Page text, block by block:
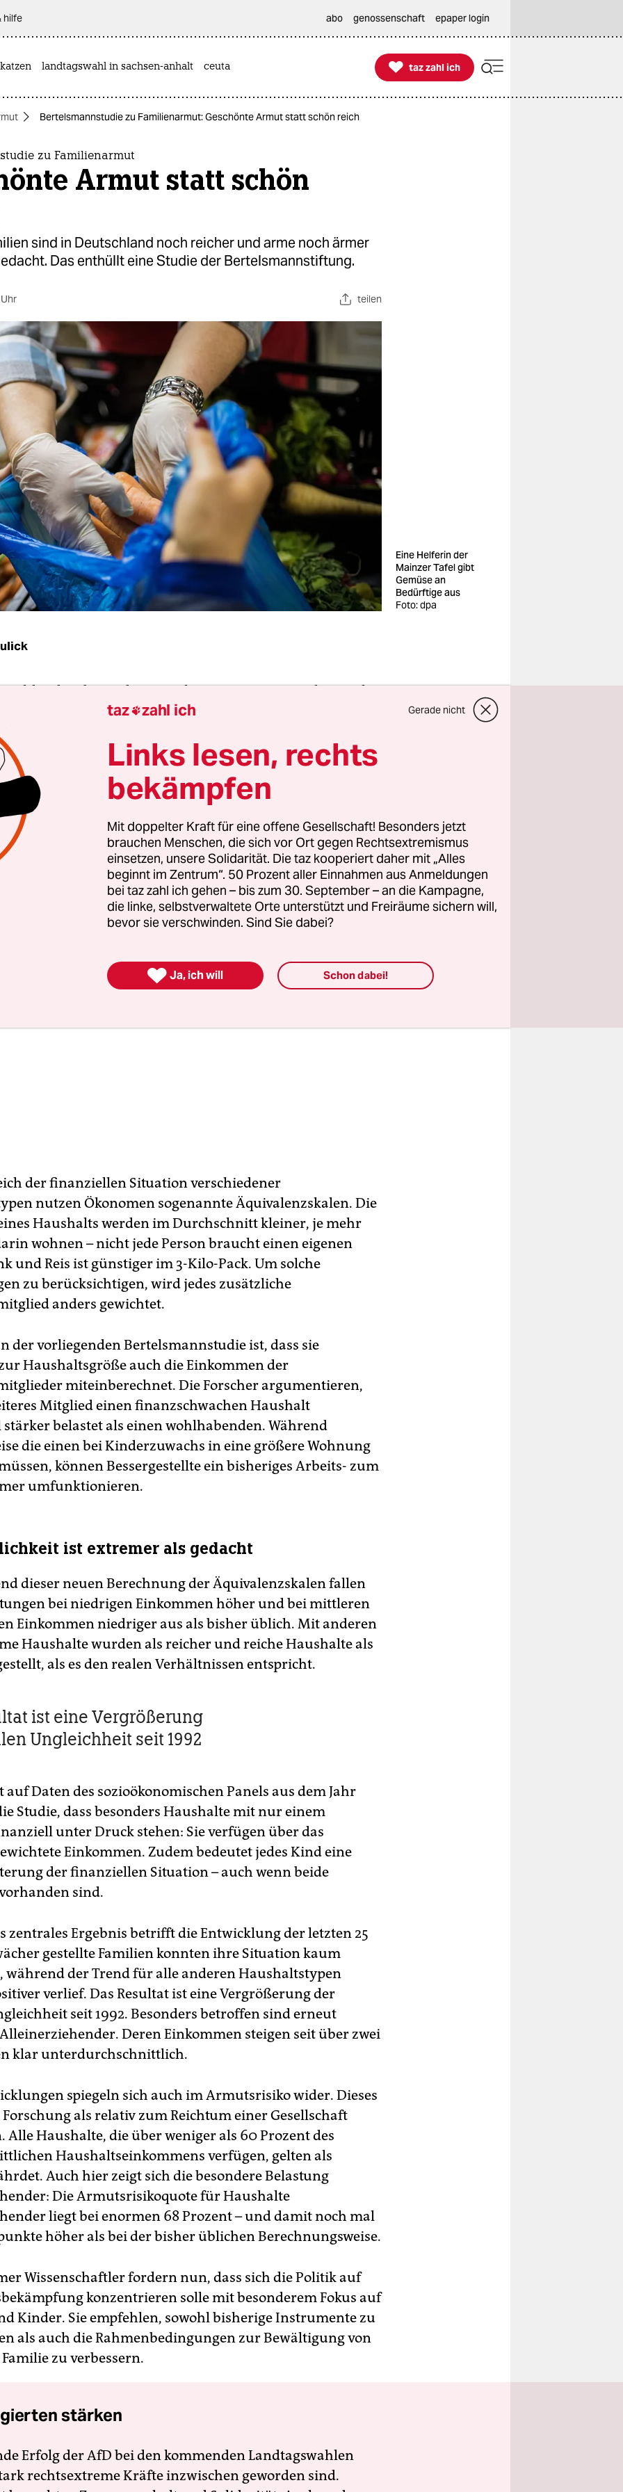
hilfe abo genossenschaft epaper login
katzen landtagswahl in sachsen-anhalt ceuta 
taz zahl ich
taz zahl ich
Bertelsmannstudie zu Familienarmut: Geschönte Armut statt schön reich
zu Familienarmut
Armut statt schön
sind in Deutschland noch reicher und arme noch ärmer
Das enthüllt eine Studie der Bertelsmannstiftung.
teilen
Eine Helferin der
Mainzer Tafel gibt
Gemüse an
Bedürftige aus
Foto: dpa
insbesondere Familien mit nur einem Elternteil
Druck stehen, ist kein neuer Befund. Wie schwierig
für Familienhaushalte und wie groß das Ausmaß der
aber tatsächlich ist, wurde bisher systematisch
kommen Wissenschaftler der Universität Bochum,
der Bertelsmannstiftung eine Studie zur Entwicklung
von Familien durchgeführt haben. Ihre
sich auf eine neue Berechnungsmethode, die die
Lebensverhältnisse besser abbilden soll.
der finanziellen Situation verschiedener
nutzen Ökonomen sogenannte Äquivalenzskalen. Die
Haushalts werden im Durchschnitt kleiner, je mehr
wohnen – nicht jede Person braucht einen eigenen
und Reis ist günstiger im 3-Kilo-Pack. Um solche
zu berücksichtigen, wird jedes zusätzliche
anders gewichtet.
der vorliegenden Bertelsmannstudie ist, dass sie
Haushaltsgröße auch die Einkommen der
miteinberechnet. Die Forscher argumentieren,
Mitglied einen finanzschwachen Haushalt
belastet als einen wohlhabenden. Während
die einen bei Kinderzuwachs in eine größere Wohnung
können Bessergestellte ein bisheriges Arbeits- zum
umfunktionieren.
ist extremer als gedacht
dieser neuen Berechnung der Äquivalenzskalen fallen
bei niedrigen Einkommen höher und bei mittleren
Einkommen niedriger aus als bisher üblich. Mit anderen
Haushalte wurden als reicher und reiche Haushalte als
als es den realen Verhältnissen entspricht.
ist eine Vergrößerung
Ungleichheit seit 1992
Daten des sozioökonomischen Panels aus dem Jahr
Studie, dass besonders Haushalte mit nur einem
unter Druck stehen: Sie verfügen über das
Einkommen. Zudem bedeutet jedes Kind eine
der finanziellen Situation – auch wenn beide
sind.
zentrales Ergebnis betrifft die Entwicklung der letzten 25
gestellte Familien konnten ihre Situation kaum
während der Trend für alle anderen Haushaltstypen
verlief. Das Resultat ist eine Vergrößerung der
seit 1992. Besonders betroffen sind erneut
Deren Einkommen steigen seit über zwei
klar unterdurchschnittlich.
spiegeln sich auch im Armutsrisiko wider. Dieses
als relativ zum Reichtum einer Gesellschaft
Alle Haushalte, die über weniger als 60 Prozent des
Haushaltseinkommens verfügen, gelten als
Auch hier zeigt sich die besondere Belastung
Die Armutsrisikoquote für Haushalte
liegt bei enormen 68 Prozent – und damit noch mal
höher als bei der bisher üblichen Berechnungsweise.
Wissenschaftler fordern nun, dass sich die Politik auf
konzentrieren solle mit besonderem Fokus auf
Kinder. Sie empfehlen, sowohl bisherige Instrumente zu
als auch die Rahmenbedingungen zur Bewältigung von
zu verbessern.
stärken
Erfolg der AfD bei den kommenden Landtagswahlen
rechtsextreme Kräfte inzwischen geworden sind.
taz zahl ich Gerade nicht
Links lesen, rechts
bekämpfen
Mit doppelter Kraft für eine offene Gesellschaft! Besonders jetzt
brauchen Menschen, die sich vor Ort gegen Rechtsextremismus
einsetzen, unsere Solidarität. Die taz kooperiert daher mit „Alles
beginnt im Zentrum“. 50 Prozent aller Einnahmen aus Anmeldungen
bei taz zahl ich gehen – bis zum 30. September – an die Kampagne,
die linke, selbstverwaltete Orte unterstützt und Freiräume sichern will,
bevor sie verschwinden. Sind Sie dabei?
 Ja, ich will Schon dabei!